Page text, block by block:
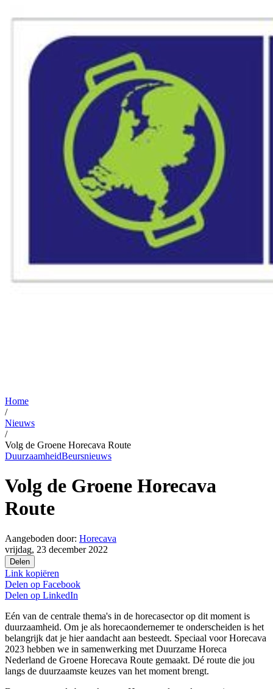
Home
/
Nieuws
/
Volg de Groene Horecava Route
DuurzaamheidBeursnieuws
Volg de Groene Horecava
Route
Aangeboden door: Horecava
vrijdag, 23 december 2022
Delen
Link kopiëren
Delen op Facebook
Delen op LinkedIn
Eén van de centrale thema's in de horecasector op dit moment is
duurzaamheid. Om je als horecaondernemer te onderscheiden is het
belangrijk dat je hier aandacht aan besteedt. Speciaal voor Horecava
2023 hebben we in samenwerking met Duurzame Horeca
Nederland de Groene Horecava Route gemaakt. Dé route die jou
langs de duurzaamste keuzes van het moment brengt.